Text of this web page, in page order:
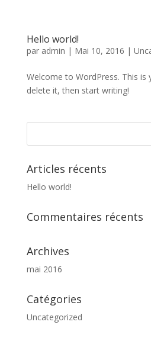
Hello world!
par admin | Mai 10, 2016 |
Welcome to WordPress. This
delete it, then start writing!
Articles récents
Hello world!
Commentaires récents
Archives
mai 2016
Catégories
Uncategorized